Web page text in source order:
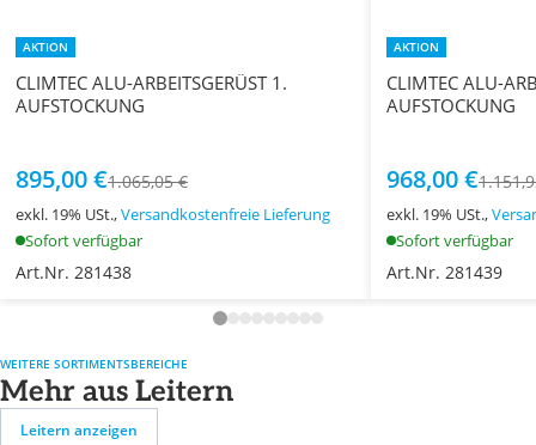
AKTION
CLIMTEC ALU-ARBEITSGERÜST 1.
AUFSTOCKUNG
895,00 €1.065,05 €
exkl. 19% USt.,Versandkostenfreie Lieferung
Sofort verfügbar
Art.Nr. 281438
AKTION
CLIMTEC ALU-
AUFSTOCKUNG
968,00 €
exkl. 19% USt.,
Sofort verfügbar
Art.Nr. 281439
WEITERE SORTIMENTSBEREICHE
Mehr aus Leitern
Leitern anzeigen